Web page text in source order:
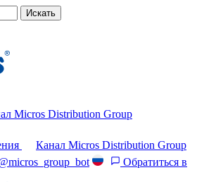
Искать
Micros Distribution Group
Канал Micros Distribution Group
Обратиться в